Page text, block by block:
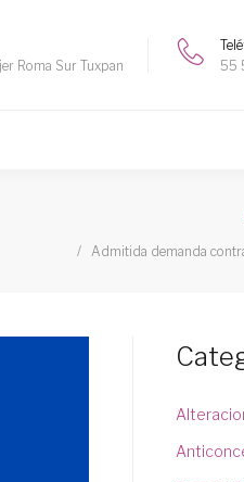
Roma Sur Tuxpan
55
Admitida demanda